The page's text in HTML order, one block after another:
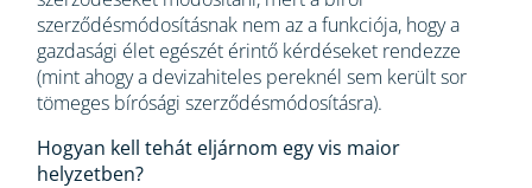
szerződésmódosításnak nem az a funkciója, hogy a
gazdasági élet egészét érintő kérdéseket rendezze
(mint ahogy a devizahiteles pereknél sem került sor
tömeges bírósági szerződésmódosításra).
Hogyan kell tehát eljárnom egy vis maior
helyzetben?